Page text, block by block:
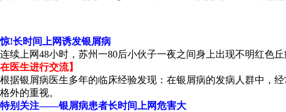
惊!长时间上网诱发银屑病
连续上网48小时，苏州一80后小伙子一夜之间身上出现不明红色
在医生进行交流】
根据银屑病医生多年的临床经验发现：在银屑病的发病人群中，
格外的重视。
特别关注——银屑病患者长时间上网危害大